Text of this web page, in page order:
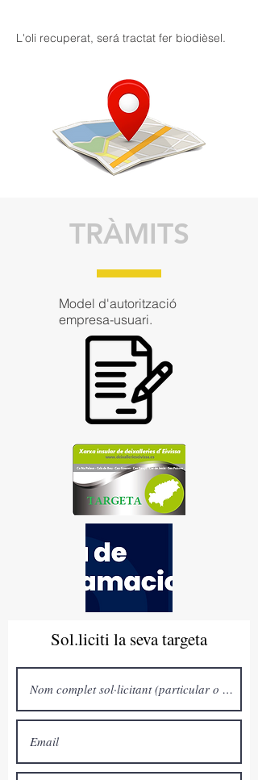
L'oli recuperat, será tractat fer biodièsel.
TRÀMITS
Model d'autorització
empresa-usuari.
Sol.liciti la seva targeta